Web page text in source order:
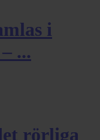
i
...
rörliga